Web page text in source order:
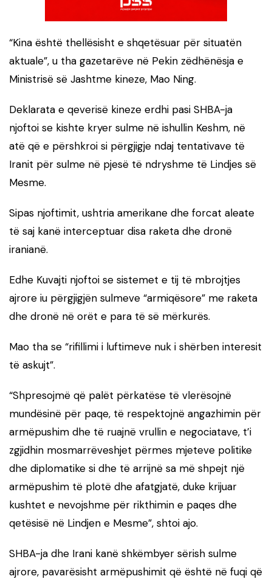
“Kina është thellësisht e shqetësuar për situatën
aktuale”, u tha gazetarëve në Pekin zëdhënësja e
Ministrisë së Jashtme kineze, Mao Ning.
Deklarata e qeverisë kineze erdhi pasi SHBA-ja
njoftoi se kishte kryer sulme në ishullin Keshm, në
atë që e përshkroi si përgjigje ndaj tentativave të
Iranit për sulme në pjesë të ndryshme të Lindjes së
Mesme.
Sipas njoftimit, ushtria amerikane dhe forcat aleate
të saj kanë interceptuar disa raketa dhe dronë
iranianë.
Edhe Kuvajti njoftoi se sistemet e tij të mbrojtjes
ajrore iu përgjigjën sulmeve “armiqësore” me raketa
dhe dronë në orët e para të së mërkurës.
Mao tha se “rifillimi i luftimeve nuk i shërben interesit
të askujt”.
“Shpresojmë që palët përkatëse të vlerësojnë
mundësinë për paqe, të respektojnë angazhimin për
armëpushim dhe të ruajnë vrullin e negociatave, t’i
zgjidhin mosmarrëveshjet përmes mjeteve politike
dhe diplomatike si dhe të arrijnë sa më shpejt një
armëpushim të plotë dhe afatgjatë, duke krijuar
kushtet e nevojshme për rikthimin e paqes dhe
qetësisë në Lindjen e Mesme”, shtoi ajo.
SHBA-ja dhe Irani kanë shkëmbyer sërish sulme
ajrore, pavarësisht armëpushimit që është në fuqi që